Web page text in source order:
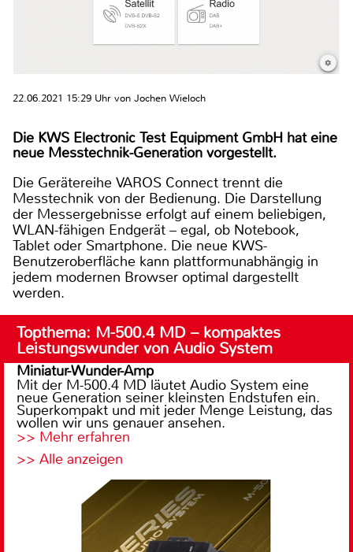
22.06.2021 15:29 Uhr von Jochen Wieloch
Die KWS Electronic Test Equipment GmbH hat eine
neue Messtechnik-Generation vorgestellt.
Die Gerätereihe VAROS Connect trennt die
Messtechnik von der Bedienung. Die Darstellung
der Messergebnisse erfolgt auf einem beliebigen,
WLAN-fähigen Endgerät – egal, ob Notebook,
Tablet oder Smartphone. Die neue KWS-
Benutzeroberfläche kann plattformunabhängig in
jedem modernen Browser optimal dargestellt
werden.
Topthema: M-500.4 MD – kompaktes
Leistungswunder von Audio System
Miniatur-Wunder-Amp
Mit der M-500.4 MD läutet Audio System eine
neue Generation seiner kleinsten Endstufen ein.
Superkompakt und mit jeder Menge Leistung, das
wollen wir uns genauer ansehen.
>> Mehr erfahren
>> Alle anzeigen